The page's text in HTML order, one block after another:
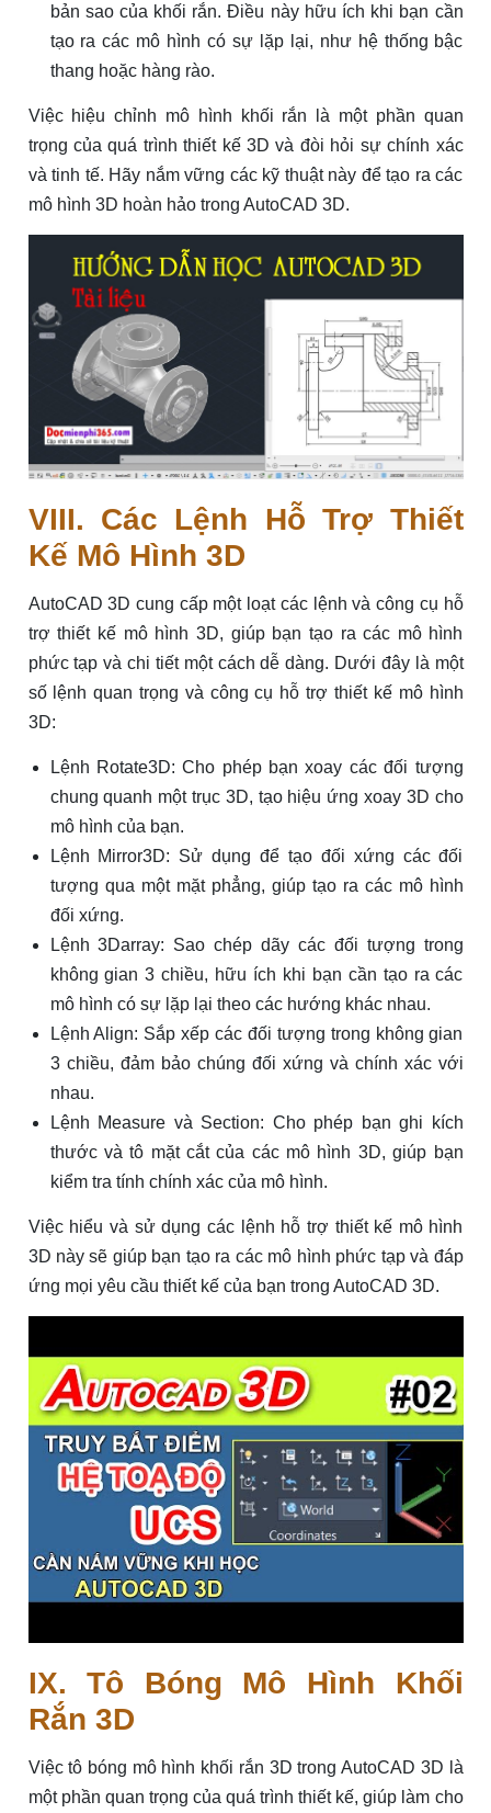
bản sao của khối rắn. Điều này hữu ích khi bạn cần
tạo ra các mô hình có sự lặp lại, như hệ thống bậc
thang hoặc hàng rào.
Việc hiệu chỉnh mô hình khối rắn là một phần quan
trọng của quá trình thiết kế 3D và đòi hỏi sự chính xác
và tinh tế. Hãy nắm vững các kỹ thuật này để tạo ra các
mô hình 3D hoàn hảo trong AutoCAD 3D.
VIII. Các Lệnh Hỗ Trợ Thiết
Kế Mô Hình 3D
AutoCAD 3D cung cấp một loạt các lệnh và công cụ hỗ
trợ thiết kế mô hình 3D, giúp bạn tạo ra các mô hình
phức tạp và chi tiết một cách dễ dàng. Dưới đây là một
số lệnh quan trọng và công cụ hỗ trợ thiết kế mô hình
3D:
Lệnh Rotate3D: Cho phép bạn xoay các đối tượng
chung quanh một trục 3D, tạo hiệu ứng xoay 3D cho
mô hình của bạn.
Lệnh Mirror3D: Sử dụng để tạo đối xứng các đối
tượng qua một mặt phẳng, giúp tạo ra các mô hình
đối xứng.
Lệnh 3Darray: Sao chép dãy các đối tượng trong
không gian 3 chiều, hữu ích khi bạn cần tạo ra các
mô hình có sự lặp lại theo các hướng khác nhau.
Lệnh Align: Sắp xếp các đối tượng trong không gian
3 chiều, đảm bảo chúng đối xứng và chính xác với
nhau.
Lệnh Measure và Section: Cho phép bạn ghi kích
thước và tô mặt cắt của các mô hình 3D, giúp bạn
kiểm tra tính chính xác của mô hình.
Việc hiểu và sử dụng các lệnh hỗ trợ thiết kế mô hình
3D này sẽ giúp bạn tạo ra các mô hình phức tạp và đáp
ứng mọi yêu cầu thiết kế của bạn trong AutoCAD 3D.
IX. Tô Bóng Mô Hình Khối
Rắn 3D
Việc tô bóng mô hình khối rắn 3D trong AutoCAD 3D là
một phần quan trọng của quá trình thiết kế, giúp làm cho